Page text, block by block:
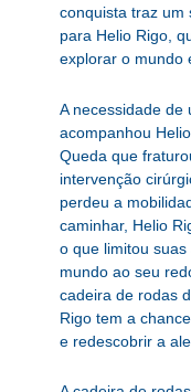
conquista traz um
para Helio Rigo,
explorar o mundo
A necessidade de
acompanhou
Queda que
intervenção
perdeu a
caminhar, Helio
o que limitou
mundo ao seu
cadeira de rodas
Rigo tem a
e redescobrir a